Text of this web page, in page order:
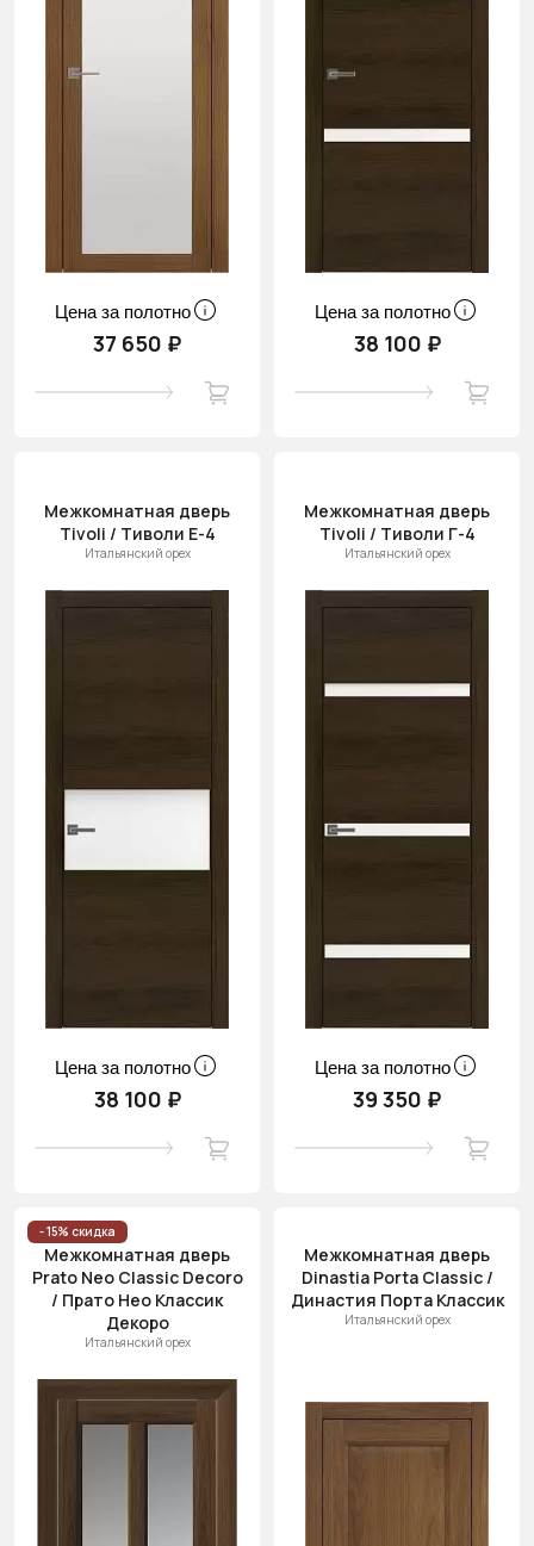
Цена за полотно
37 650 ₽
Цена за полотно
38 100 ₽
Межкомнатная дверь
Tivoli / Тиволи Е-4
Итальянский орех
Цена за полотно
38 100 ₽
Межкомнатная дверь
Tivoli / Тиволи Г-4
Итальянский орех
Цена за полотно
39 350 ₽
- 15% скидка
Межкомнатная дверь
Prato Neo Classic Decoro
/ Прато Нео Классик
Декоро
Итальянский орех
Межкомнатная дверь
Dinastia Porta Classic /
Династия Порта Классик
Итальянский орех